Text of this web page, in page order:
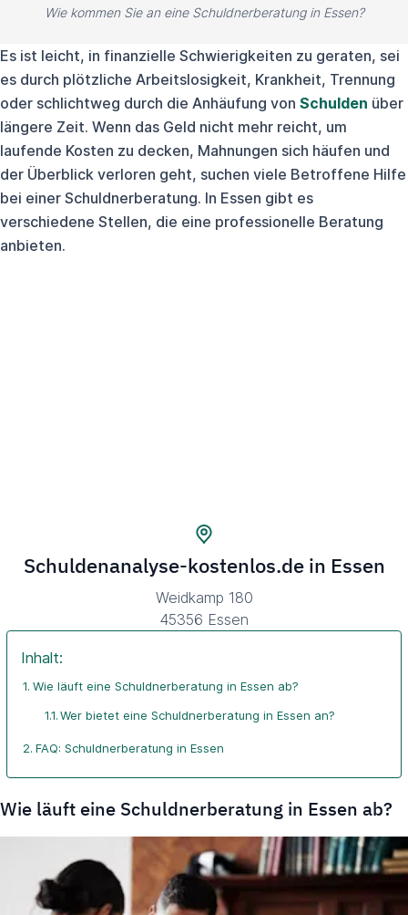
Wie kommen Sie an eine Schuldnerberatung in Essen?
Es ist leicht, in finanzielle Schwierigkeiten zu geraten, sei
es durch plötzliche Arbeitslosigkeit, Krankheit, Trennung
oder schlichtweg durch die Anhäufung von Schulden über
längere Zeit. Wenn das Geld nicht mehr reicht, um
laufende Kosten zu decken, Mahnungen sich häufen und
der Überblick verloren geht, suchen viele Betroffene Hilfe
bei einer Schuldnerberatung. In Essen gibt es
verschiedene Stellen, die eine professionelle Beratung
anbieten.
Schuldenanalyse-kostenlos.de in Essen
Weidkamp 180
45356 Essen
Inhalt:
Wie läuft eine Schuldnerberatung in Essen ab?
Wer bietet eine Schuldnerberatung in Essen an?
FAQ: Schuldnerberatung in Essen
Wie läuft eine Schuldnerberatung in Essen ab?